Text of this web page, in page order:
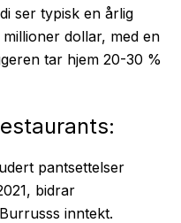
ser typisk en årlig
dollar, med en
tar hjem 20-30 %
pantsettelser
bidrar
inntekt.